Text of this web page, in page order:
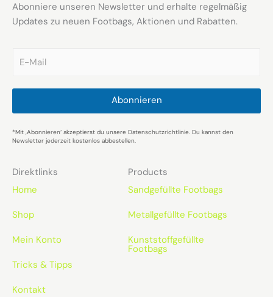
Abonniere unseren Newsletter und erhalte regelmäßig
Updates zu neuen Footbags, Aktionen und Rabatten.
m
i
*
Abonnieren
*Mit ‚Abonnieren‘ akzeptierst du unsere Datenschutzrichtlinie. Du kannst den
Newsletter jederzeit kostenlos abbestellen.
Direktlinks
Home
Shop
Mein Konto
Tricks & Tipps
Kontakt
Products
Sandgefüllte Footbags
Metallgefüllte Footbags
Kunststoffgefüllte
Footbags